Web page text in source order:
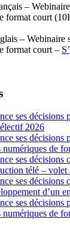
–
format court
– Webinaire
format court –
ses décisions
2026
ses décisions
numériques de
ses décisions
télé – volet
ses décisions
d’un
ses décisions
numériques de